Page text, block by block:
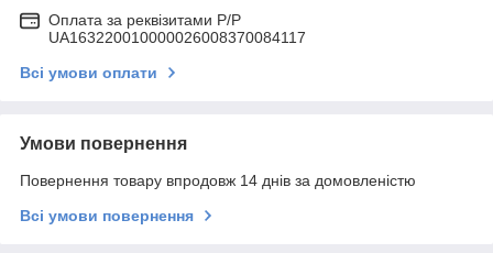
Оплата за реквізитами P/Р
UA163220010000026008370084117
Всі умови оплати
Умови повернення
Повернення товару впродовж 14 днів за домовленістю
Всі умови повернення